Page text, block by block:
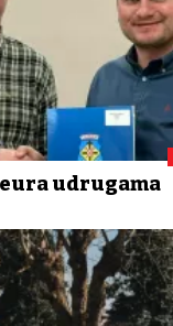
eura udrugama